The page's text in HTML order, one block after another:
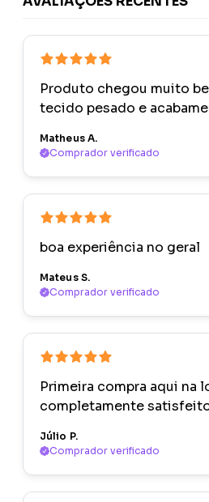
Produto chegou muito
tecido pesado e
Matheus A.
Comprador verificado
boa experiência no geral
Mateus S.
Comprador verificado
Primeira compra aqui na
completamente
Júlio P.
Comprador verificado